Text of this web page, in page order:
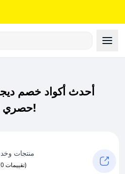
أحدث أكواد خصم
حصري لـ ديجتال فولت الآن!
منتجات
(0 تقييمات)